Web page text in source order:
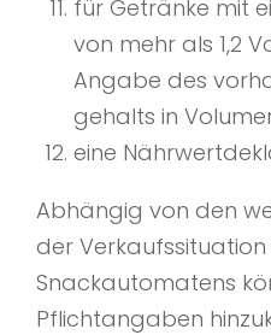
für Getränke mit
von mehr als 1,2
Angabe des
gehalts in
eine
Abhängig von den
der Verkaufssituation
Snackautomatens
Pflichtangaben